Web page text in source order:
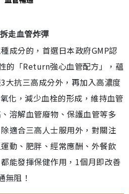
走血管炸彈
成分的，首選日本政府GMP認
的「Return強心血管配方」，蘊
大抗三高成分外，再加入高濃度
化，減少血栓的形成，維持血管
溶解血管廢物、保護血管等多
適合三高人士服用外，對關注
動、肥胖、經常應酬、外餐飲
能發揮保健作用，1個月即改善
無阻！